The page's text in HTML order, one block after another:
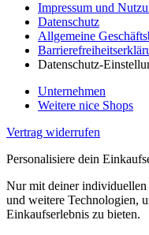
Impressum und
Datenschutz
Allgemeine
Datenschutz-
Unternehmen
Weitere nice Shops
Vertrag widerrufen
Personalisiere dein
Nur mit deiner
und weitere Technologien,
Einkaufserlebnis zu bieten.